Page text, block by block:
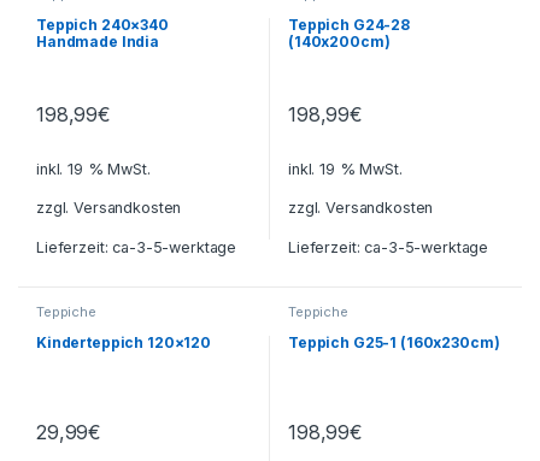
Teppich 240×340
Handmade India
198,99€
inkl. 19 % MwSt.
zzgl.Versandkosten
Lieferzeit:ca-3-5-werktage
Teppich G24-28
(140x200cm)
198,99€
inkl. 19 % MwSt.
zzgl.Versandkosten
Lieferzeit:ca-3-5-werktage
Teppiche
Kinderteppich 120×120
29,99€
Teppiche
Teppich G25-1 (160x230cm)
198,99€